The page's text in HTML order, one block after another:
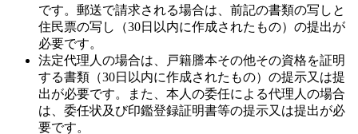
留カード、特別永住者証明書等の提示又は提出が必要
です。郵送で請求される場合は、前記の書類の写しと
住民票の写し（30日以内に作成されたもの）の提出が
必要です。
法定代理人の場合は、戸籍謄本その他その資格を証明
する書類（30日以内に作成されたもの）の提示又は提
出が必要です。また、本人の委任による代理人の場合
は、委任状及び印鑑登録証明書等の提示又は提出が必